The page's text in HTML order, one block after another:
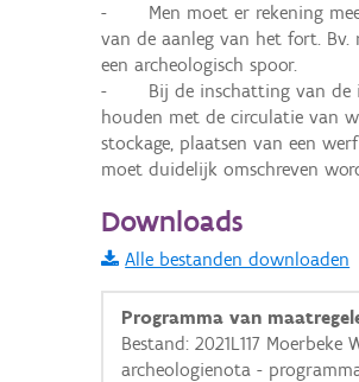
GRB-Basiskaart in
-	Men moet er rekening mee houden dat ophogingen het resultaat kunnen zijn
van de aanleg van het fort.
een archeologisch spoor.
-	Bij de inschatting van de impact van de geplande werken moet men rekening
houden met de circulatie van
stockage, plaatsen van een
moet duidelijk omschreven
Downloads
Alle bestanden downloaden
Programma van
Bestand: 2021L117 Moerbeke
archeologienota -